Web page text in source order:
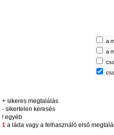
a
a
+ sikeres megtalálás
- sikertelen keresés
! egyéb
1 a láda vagy a felhasználó első